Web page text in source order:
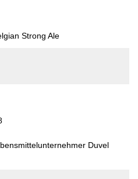
Strong Ale
Duvel